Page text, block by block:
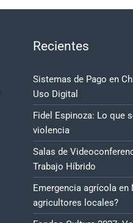
Recientes
Sistemas de Pago en
Uso Digital
Fidel Espinoza: Lo que
violencia
Salas de
Trabajo Híbrido
Emergencia agrícola
agricultores locales?